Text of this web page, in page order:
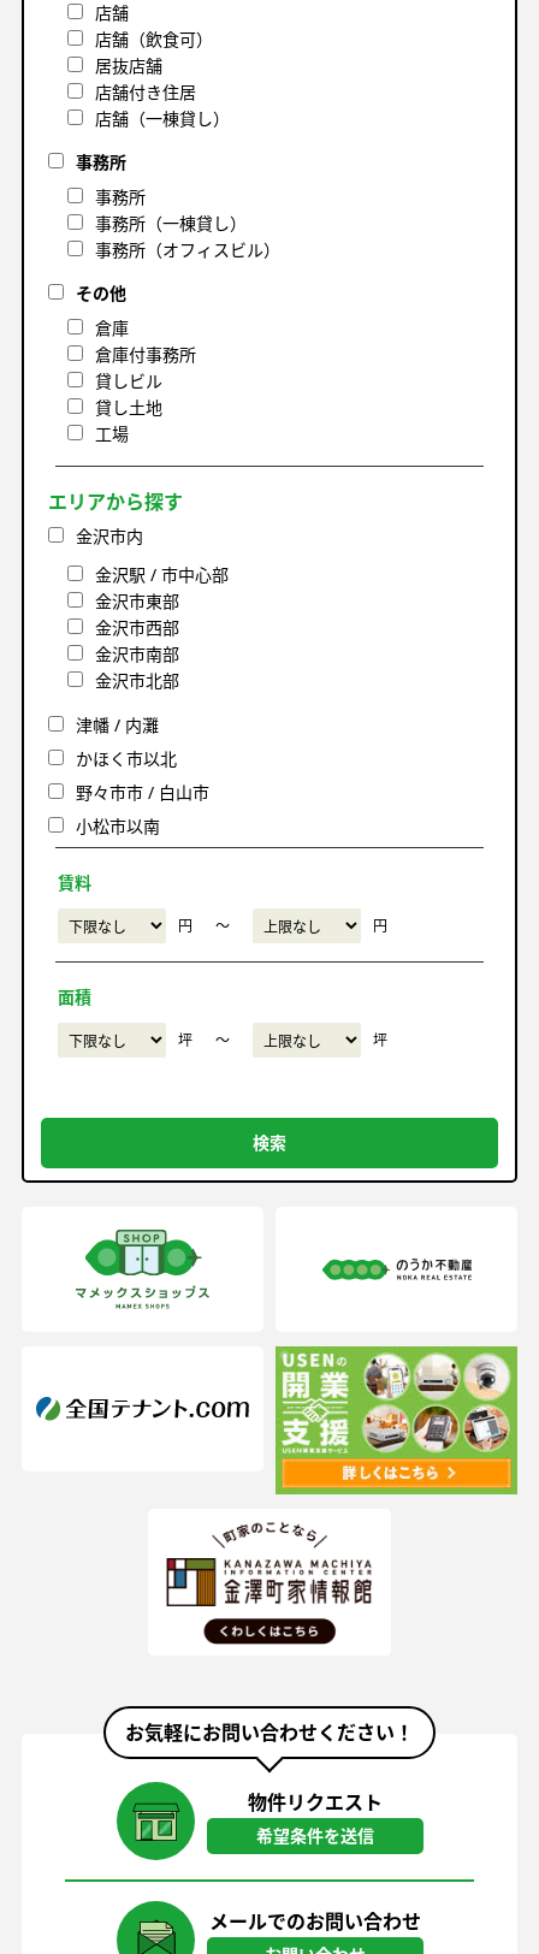
店舗
店舗（飲食可）
居抜店舗
店舗付き住居
店舗（一棟貸し）
事務所
事務所
事務所（一棟貸し）
事務所（オフィスビル）
その他
倉庫
倉庫付事務所
貸しビル
貸し土地
工場
エリアから探す
金沢市内
金沢駅 / 市中心部
金沢市東部
金沢市西部
金沢市南部
金沢市北部
津幡 / 内灘
かほく市以北
野々市市 / 白山市
小松市以南
賃料
円 〜 円
面積
坪 〜 坪
お気軽にお問い合わせください！
物件リクエスト
希望条件を送信
メールでのお問い合わせ